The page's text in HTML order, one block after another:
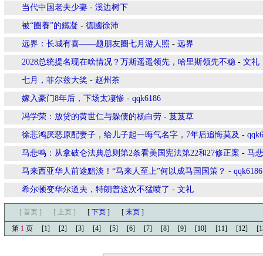
当代中国老夫少妻 - 溪边树下
被“圈養”的鐵凝 - 德國徐沛
远界：长城有喜——题朋友圈七月游人照 - 远界
2028总统提名现在啥情况？万斯遥遥领先，哈里斯领先不稳 - 文礼
七月，菲尔兹大奖 - 赵州茶
嫁入豪门8年后，下场太凄惨 - qqk6186
冯学荣：放贷的黄世仁与躲债的杨白劳 - 芨芨草
徐悲鸿厌恶原配妻子，给儿子起一晦气名字，7年后追悔莫及 -
马悲鸣：从拿破仑法典总则第2条看美国宪法第22和27修正案 - 马
马来西亚华人前途黯淡！“马来人至上”何以成马国国策？ - qqk6186
希尔顿变华尔道夫，特朗普这次不猛喷了 - 文礼
[ 首页 ] [ 上页 ] [ 下页 ] [ 末页 ]
第 1 页 [1] [2] [3] [4] [5] [6] [7] [8] [9] [10] [11] [12]